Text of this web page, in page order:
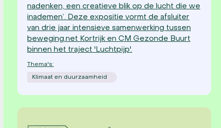
nadenken, een creatieve blik op de lucht die we
inademen’. Deze expositie vormt de afsluiter
van drie jaar intensieve samenwerking tussen
beweging.net Kortrijk en CM Gezonde Buurt
binnen het traject 'Luchtpijp'.
Thema's:
Klimaat en duurzaamheid